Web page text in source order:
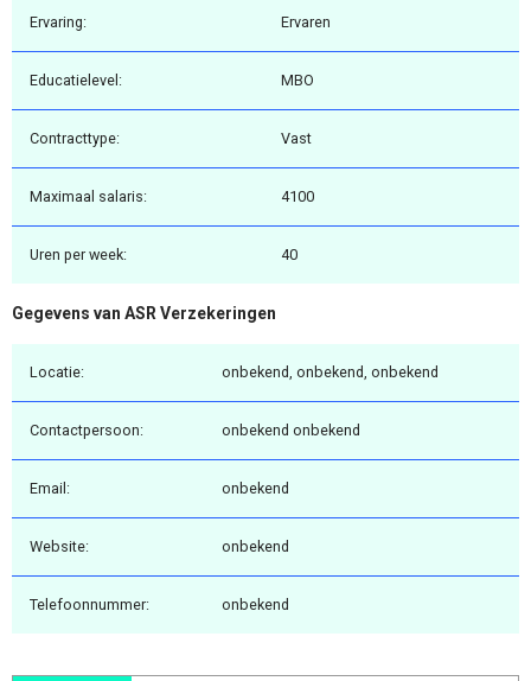
Ervaring: Ervaren
Educatielevel: MBO
Contracttype: Vast
Maximaal salaris: 4100
Uren per week: 40
Gegevens van ASR Verzekeringen
Locatie: onbekend, onbekend, onbekend
Contactpersoon: onbekend onbekend
Email: onbekend
Website: onbekend
Telefoonnummer: onbekend